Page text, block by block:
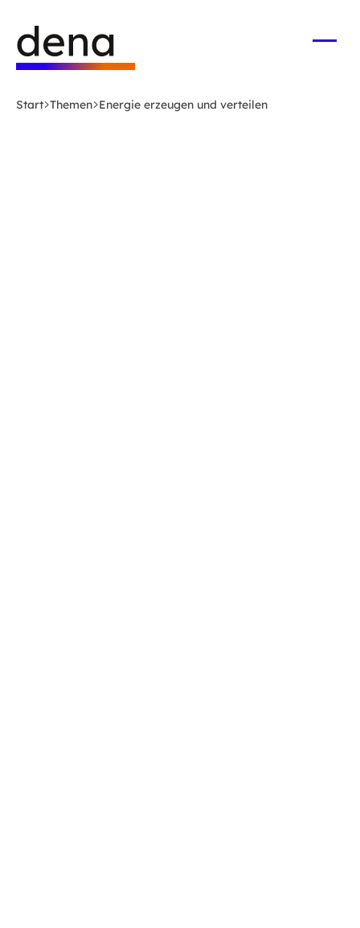
Hauptinhalt
springen
Deutsche
Energie-
Agentur
-
Start Themen Energie erzeugen und verteilen